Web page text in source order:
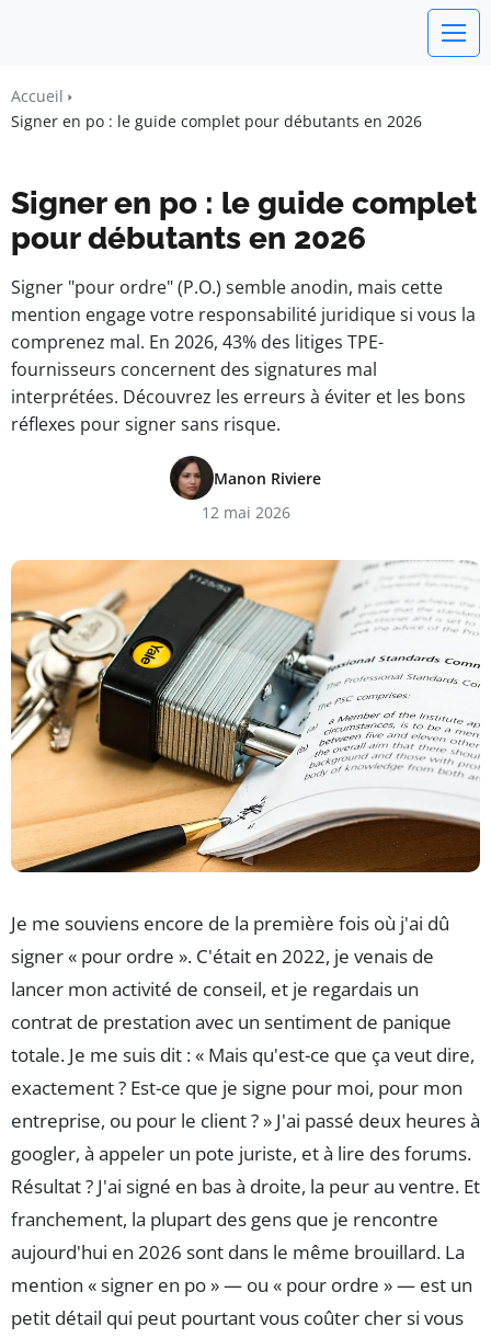
BUSINESS INSIGHTS FOR FRANCE
Accueil
Signer en po : le guide complet pour débutants en 2026
Signer en po : le guide complet
pour débutants en 2026
Signer "pour ordre" (P.O.) semble anodin, mais cette
mention engage votre responsabilité juridique si vous la
comprenez mal. En 2026, 43% des litiges TPE-
fournisseurs concernent des signatures mal
interprétées. Découvrez les erreurs à éviter et les bons
réflexes pour signer sans risque.
Manon Riviere
12 mai 2026
Je me souviens encore de la première fois où j'ai dû
signer « pour ordre ». C'était en 2022, je venais de
lancer mon activité de conseil, et je regardais un
contrat de prestation avec un sentiment de panique
totale. Je me suis dit : « Mais qu'est-ce que ça veut dire,
exactement ? Est-ce que je signe pour moi, pour mon
entreprise, ou pour le client ? » J'ai passé deux heures à
googler, à appeler un pote juriste, et à lire des forums.
Résultat ? J'ai signé en bas à droite, la peur au ventre. Et
franchement, la plupart des gens que je rencontre
aujourd'hui en 2026 sont dans le même brouillard. La
mention « signer en po » — ou « pour ordre » — est un
petit détail qui peut pourtant vous coûter cher si vous